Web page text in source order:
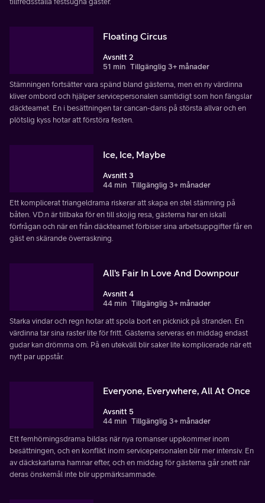
Floating Circus
Avsnitt 2
51 min Tillgänglig 3+ månader
Stämningen fortsätter vara spänd bland gästerna, men en ny värdinna
kliver ombord och hjälper servicepersonalen samtidigt som hon fängslar
däckteamet. En i besättningen tar cancan-dans på största allvar och en
plötslig kyss hotar att förstöra festen.
Ice, Ice, Maybe
Avsnitt 3
44 min Tillgänglig 3+ månader
Ett komplicerat triangeldrama riskerar att skapa en stel stämning på
båten. VD:n är tillbaka för en till skojig resa, gästerna har en iskall
förfrågan och när en från däckteamet förbiser sina arbetsuppgifter får en
gäst en skärande överraskning.
All's Fair In Love And Downpour
Avsnitt 4
44 min Tillgänglig 3+ månader
Starka vindar och regn hotar att spola bort en picknick på stranden. En
värdinna tar sina raster lite för fritt. Gästerna serveras en middag endast
gudar kan drömma om. På en utekväll blir saker lite komplicerade när ett
nytt par uppstår.
Everyone, Everywhere, All At Once
Avsnitt 5
44 min Tillgänglig 3+ månader
Ett femhörningsdrama bildas när nya romanser uppkommer inom
besättningen, och en konflikt inom servicepersonalen blir mer intensiv. En
av däckskarlarna hamnar efter, och en middag för gästerna går snett när
deras önskemål inte blir uppmärksammade.